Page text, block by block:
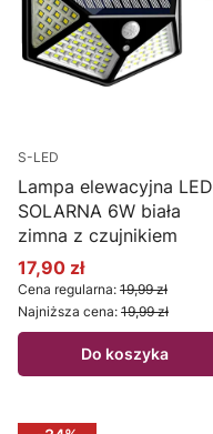
S-LED
Lampa elewacyjna LED
SOLARNA 6W biała
zimna z czujnikiem
Cena promocyjna
17,90 zł
Cena regularna: 19,99 zł
Najniższa cena: 19,99 zł
Do koszyka